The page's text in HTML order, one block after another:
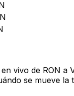
vivo de RON
se mueve